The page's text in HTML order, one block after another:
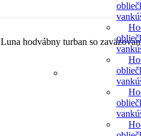
Luna hodvábny turban so